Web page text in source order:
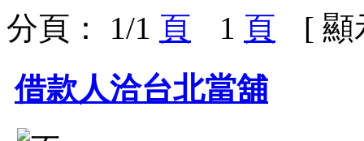
分頁： 1/1 1
[
借款人洽台北當舖